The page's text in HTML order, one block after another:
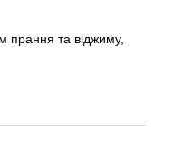
прання та віджиму,